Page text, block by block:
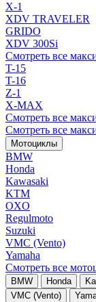
X-1
XDV TRAVELER
GRIDO
XDV 300Si
Смотреть все
T-15
T-16
Z-1
X-MAX
Смотреть все
Смотреть все
Мотоциклы
BMW
Honda
Kawasaki
KTM
OXO
Regulmoto
Suzuki
VMC (Vento)
Yamaha
Смотреть все
BMW Honda
VMC (Vento)